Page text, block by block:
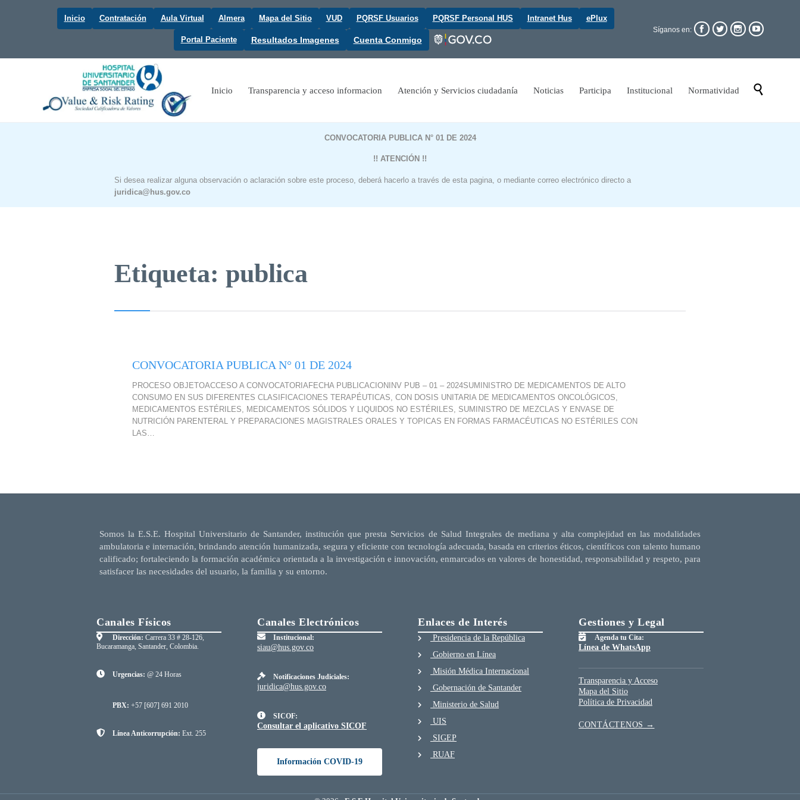
Inicio Contratación Aula Virtual Almera Mapa del Sitio VUD PQRSF Usuarios PQRSF Personal HUS Intranet Hus ePlux
Portal Paciente Resultados Imagenes Cuenta Conmigo
Síganos en:    
Skip
Inicio Transparencia y acceso informacion Atención y Servicios ciudadanía Noticias Participa Institucional Normatividad 
CONVOCATORIA PUBLICA N° 01 DE 2024
!! ATENCIÓN !!
Si desea realizar alguna observación o aclaración sobre este proceso, deberá hacerlo a través de esta pagina, o mediante correo electrónico directo a
juridica@hus.gov.co
Etiqueta: publica
CONVOCATORIA PUBLICA N° 01 DE 2024
PROCESO OBJETOACCESO A CONVOCATORIAFECHA PUBLICACIONINV PUB – 01 – 2024SUMINISTRO DE MEDICAMENTOS DE ALTO
CONSUMO EN SUS DIFERENTES CLASIFICACIONES TERAPÉUTICAS, CON DOSIS UNITARIA DE MEDICAMENTOS ONCOLÓGICOS,
MEDICAMENTOS ESTÉRILES, MEDICAMENTOS SÓLIDOS Y LIQUIDOS NO ESTÉRILES, SUMINISTRO DE MEZCLAS Y ENVASE DE
NUTRICIÓN PARENTERAL Y PREPARACIONES MAGISTRALES ORALES Y TOPICAS EN FORMAS FARMACÉUTICAS NO ESTÉRILES CON
LAS…
Somos la E.S.E. Hospital Universitario de Santander, institución que presta Servicios de Salud Integrales de mediana y alta complejidad en las modalidades
ambulatoria e internación, brindando atención humanizada, segura y eficiente con tecnología adecuada, basada en criterios éticos, científicos con talento humano
calificado; fortaleciendo la formación académica orientada a la investigación e innovación, enmarcados en valores de honestidad, responsabilidad y respeto, para
satisfacer las necesidades del usuario, la familia y su entorno.
Canales Físicos
Dirección: Carrera 33 # 28-126,
Bucaramanga, Santander, Colombia.
Urgencias: @ 24 Horas
PBX: +57 [607] 691 2010
Línea Anticorrupción: Ext. 255
Canales Electrónicos
Institucional:
siau@hus.gov.co
Notificaciones Judiciales:
juridica@hus.gov.co
SICOF:
Consultar el aplicativo SICOF
Información COVID-19
Enlaces de Interés
Presidencia de la República
Gobierno en Línea
Misión Médica Internacional
Gobernación de Santander
Ministerio de Salud
UIS
SIGEP
RUAF
Gestiones y Legal
Agenda tu Cita:
Línea de WhatsApp
Transparencia y Acceso
Mapa del Sitio
Política de Privacidad
CONTÁCTENOS →